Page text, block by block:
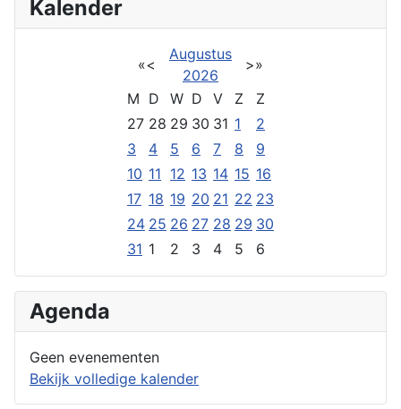
Kalender
«<
Augustus
2026
>»
M D W D V Z
Z
27 28 29 30 31 1
2
3
4 5 6 7 8
9
10 11 12 13 14 15 16
17 18 19 20 21 22 23
24 25 26 27 28 29 30
31 1 2 3 4 5 6
Agenda
Geen evenementen
Bekijk volledige kalender